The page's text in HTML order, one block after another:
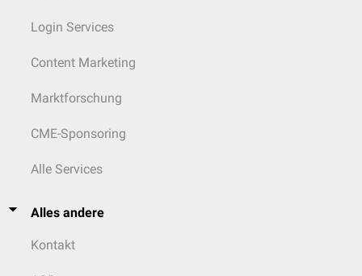
Login Services
Content Marketing
Marktforschung
CME-Sponsoring
Alle Services
Alles andere
Kontakt